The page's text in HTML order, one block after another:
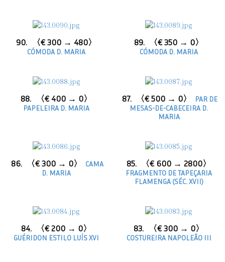
90. 〈€ 300 → 480〉
CÓMODA D. MARIA
89. 〈€ 350 → 0〉
CÓMODA D. MARIA
88. 〈€ 400 → 0〉
PAPELEIRA D. MARIA
87. 〈€ 500 → 0〉
PAR DE
MESAS-DE-CABECEIRA D.
MARIA
86. 〈€ 300 → 0〉
CAMA
D. MARIA
85. 〈€ 600 → 2800〉
FRAGMENTO DE TAPEÇARIA
FLAMENGA (SÉC. XVII)
84. 〈€ 200 → 0〉
GUÉRIDON ESTILO LUÍS XVI
83. 〈€ 300 → 0〉
COSTUREIRA NAPOLEÃO III